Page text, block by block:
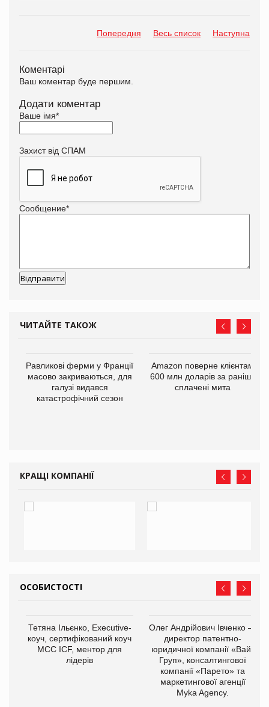
Попередня Весь список Наступна
Коментарі
Ваш коментар буде першим.
Додати коментар
Ваше імя*
Захист від СПАМ
Сообщение*
ЧИТАЙТЕ ТАКОЖ
Равликові ферми у Франції
масово закриваються, для
галузі видався
катастрофічний сезон
Amazon поверне клієнтам
600 млн доларів за раніше
сплачені мита
КРАЩІ КОМПАНІЇ
ОСОБИСТОСТІ
Тетяна Ільєнко, Executive-
коуч, сертифікований коуч
МСС ICF, ментор для
лідерів
Олег Андрійович Івченко —
директор патентно-
юридичної компанії «Вайз
Груп», консалтингової
компанії «Парето» та
маркетингової агенції
Myka Agency.